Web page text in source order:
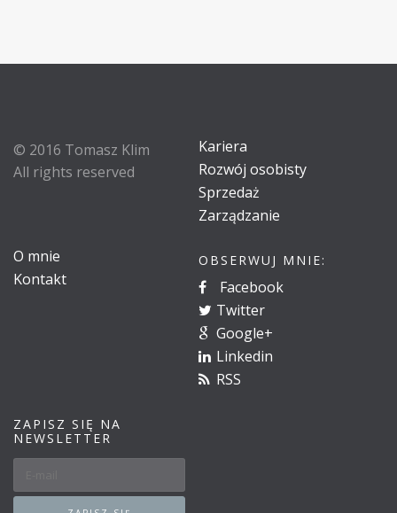
© 2016 Tomasz Klim
All rights reserved
Kariera
Rozwój osobisty
Sprzedaż
Zarządzanie
O mnie
Kontakt
OBSERWUJ MNIE:
Facebook
Twitter
Google+
Linkedin
RSS
ZAPISZ SIĘ NA
NEWSLETTER